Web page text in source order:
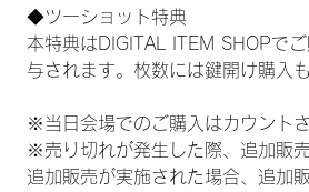
◆ツーショット特典
本特典はDIGITAL ITEM SHOPで
与されます。枚数には鍵開け購入
※当日会場でのご購入はカウントさ
※売り切れが発生した際、追加販
追加販売が実施された場合、追加